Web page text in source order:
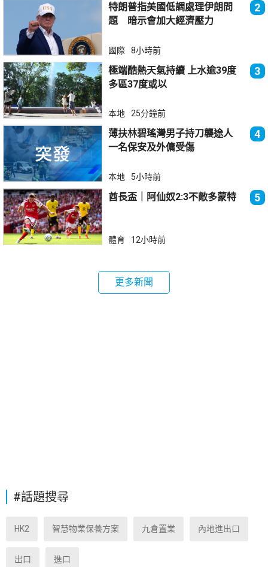
特朗普指美國低調處理伊朗問
題 暗示會加大經濟壓力
2
國際 8小時前
極端酷熱天氣持續 上水逾39度
多區37度或以
3
本地 25分鐘前
薄扶林碧瑤灣男子持刀襲途人
一名保安及外傭受傷
4
本地 5小時前
酋長盃｜阿仙奴2:3不敵多蒙特 5
體育 12小時前
更多新聞
#話題搜尋
HK2 智慧物業保養方案 九倉置業 內地進出口
出口 進口